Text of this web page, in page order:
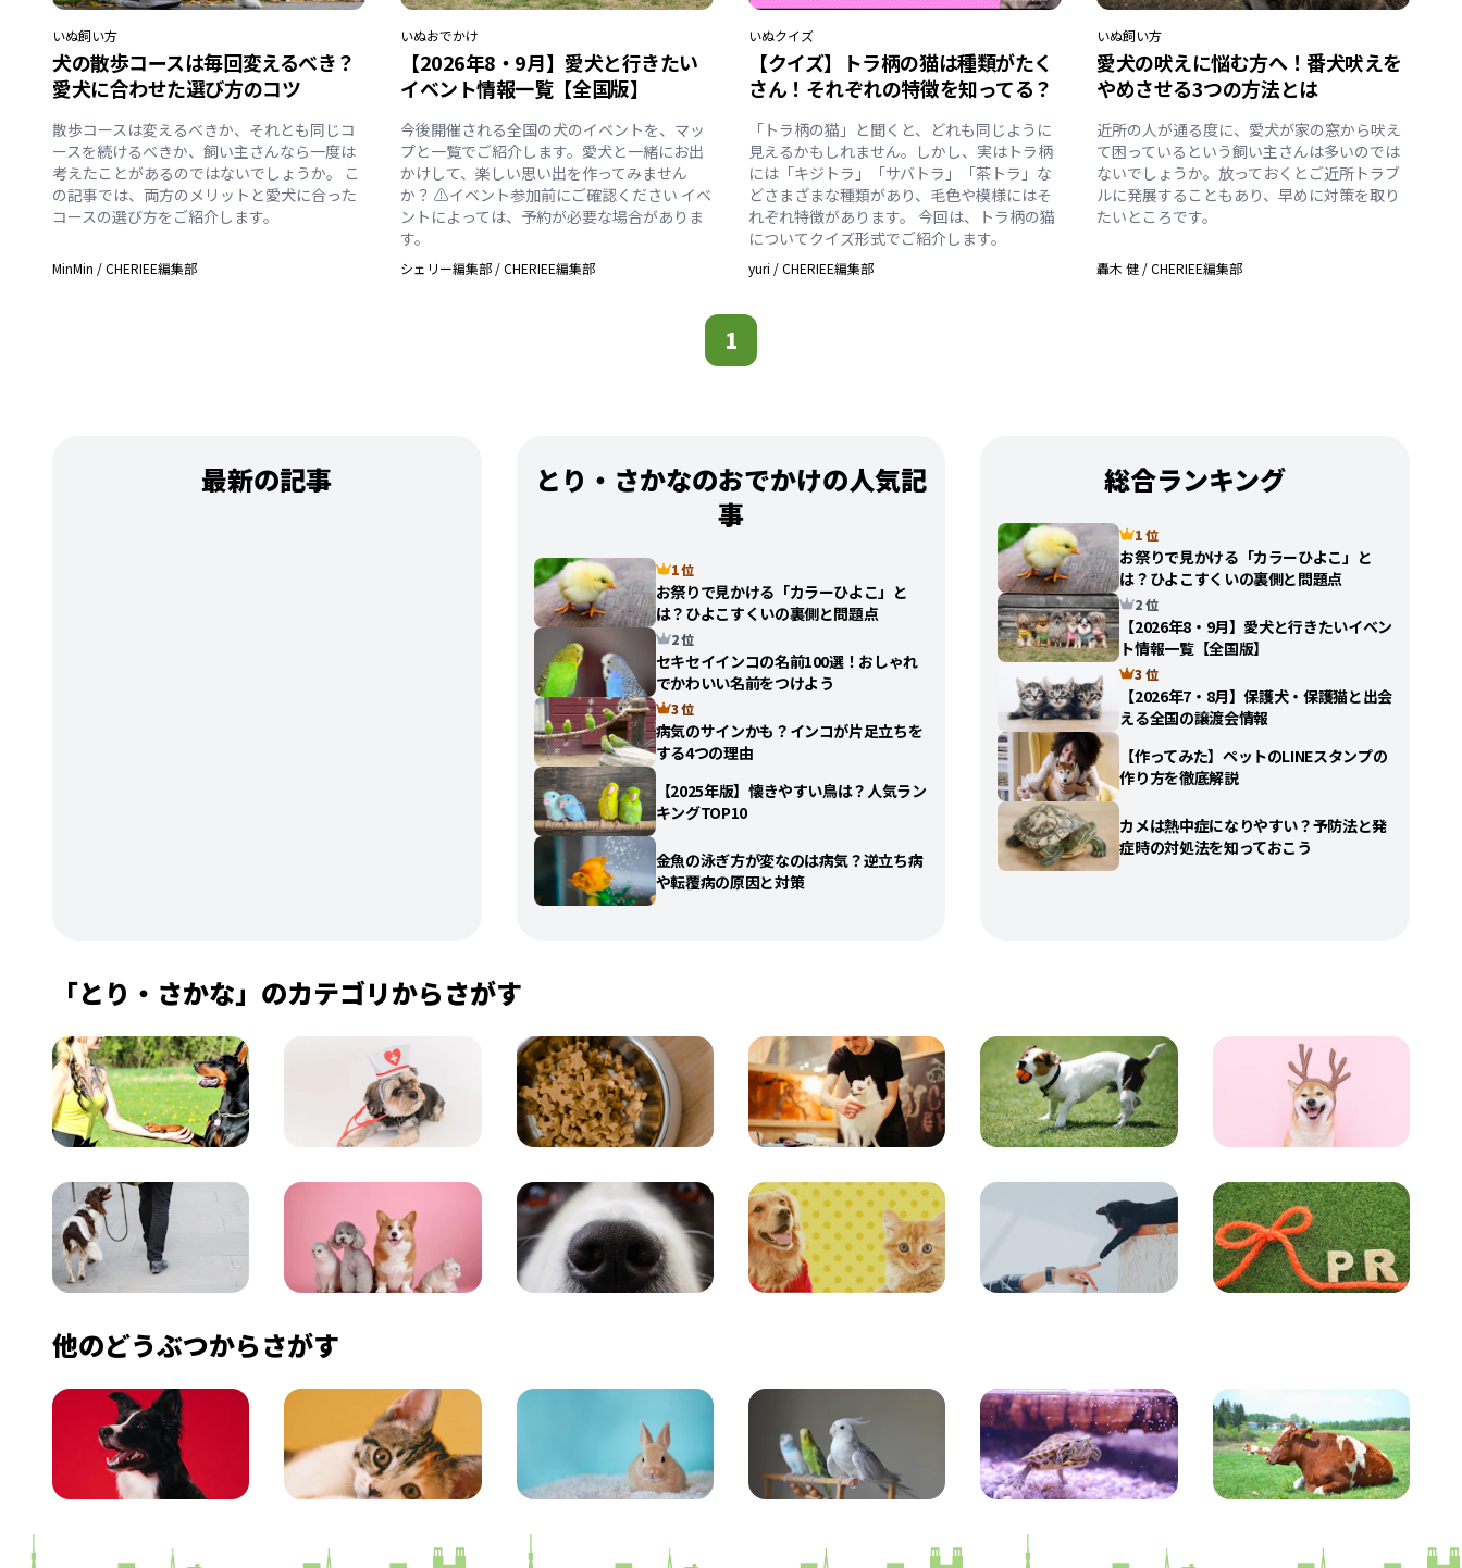
いぬ飼い方
犬の散歩コースは毎回変えるべき？
愛犬に合わせた選び方のコツ
散歩コースは変えるべきか、それとも同じコ
ースを続けるべきか、飼い主さんなら一度は
考えたことがあるのではないでしょうか。 こ
の記事では、両方のメリットと愛犬に合った
コースの選び方をご紹介します。
MinMin /CHERIEE編集部
いぬおでかけ
【2026年8・9月】愛犬と行きたい
イベント情報一覧【全国版】
今後開催される全国の犬のイベントを、マッ
プと一覧でご紹介します。愛犬と一緒にお出
かけして、楽しい思い出を作ってみません
か？ ⚠️イベント参加前にご確認ください イベ
ントによっては、予約が必要な場合がありま
す。
シェリー編集部 /CHERIEE編集部
いぬクイズ
【クイズ】トラ柄の猫は種類がたく
さん！それぞれの特徴を知ってる？
「トラ柄の猫」と聞くと、どれも同じように
見えるかもしれません。しかし、実はトラ柄
には「キジトラ」「サバトラ」「茶トラ」な
どさまざまな種類があり、毛色や模様にはそ
れぞれ特徴があります。 今回は、トラ柄の猫
についてクイズ形式でご紹介します。
yuri /CHERIEE編集部
いぬ飼い方
愛犬の吠えに悩む方へ！番犬吠えを
やめさせる3つの方法とは
近所の人が通る度に、愛犬が家の窓から吠え
て困っているという飼い主さんは多いのでは
ないでしょうか。放っておくとご近所トラブ
ルに発展することもあり、早めに対策を取り
たいところです。
轟木 健 /CHERIEE編集部
1
最新の記事
とり・さかなのおでかけの人気記
事
1 位
お祭りで見かける「カラーひよこ」と
は？ひよこすくいの裏側と問題点
2 位
セキセイインコの名前100選！おしゃれ
でかわいい名前をつけよう
3 位
病気のサインかも？インコが片足立ちを
する4つの理由
【2025年版】懐きやすい鳥は？人気ラン
キングTOP10
金魚の泳ぎ方が変なのは病気？逆立ち病
や転覆病の原因と対策
総合ランキング
1 位
お祭りで見かける「カラーひよこ」と
は？ひよこすくいの裏側と問題点
2 位
【2026年8・9月】愛犬と行きたいイベン
ト情報一覧【全国版】
3 位
【2026年7・8月】保護犬・保護猫と出会
える全国の譲渡会情報
【作ってみた】ペットのLINEスタンプの
作り方を徹底解説
カメは熱中症になりやすい？予防法と発
症時の対処法を知っておこう
「とり・さかな」のカテゴリからさがす
他のどうぶつからさがす